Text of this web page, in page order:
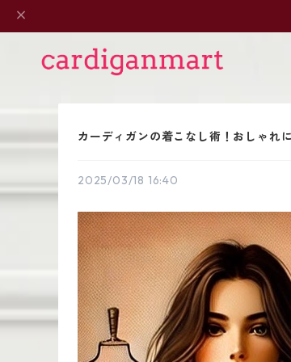
カーディガンの着こなし術！おしゃれ
2025/03/18 16:40